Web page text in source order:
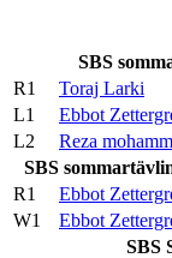
SBS
R1
Toraj Larki
L1
Ebbot
L2
Reza
SBS
R1
Ebbot
W1
Ebbot
SBS